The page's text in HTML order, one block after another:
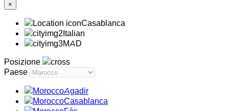
×
Casablanca
Italian
MAD
Posizione
Paese
Agadir
Casablanca